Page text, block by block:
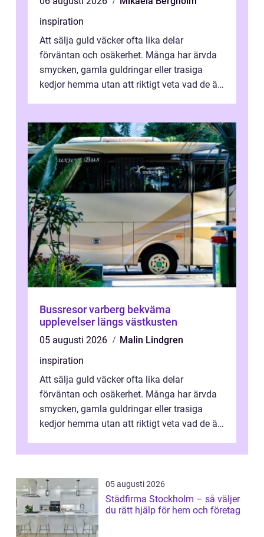
inspiration
Att sälja guld väcker ofta lika delar
förväntan och osäkerhet. Många har ärvda
smycken, gamla guldringar eller trasiga
kedjor hemma utan att riktigt veta vad de är
Bussresor varberg bekväma
upplevelser längs västkusten
05 augusti 2026
Malin Lindgren
inspiration
Att sälja guld väcker ofta lika delar
förväntan och osäkerhet. Många har ärvda
smycken, gamla guldringar eller trasiga
kedjor hemma utan att riktigt veta vad de är
05 augusti 2026
Städfirma Stockholm – så väljer
du rätt hjälp för hem och företag